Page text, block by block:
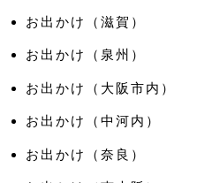
お出かけ（滋賀）
お出かけ（泉州）
お出かけ（大阪市内）
お出かけ（中河内）
お出かけ（奈良）